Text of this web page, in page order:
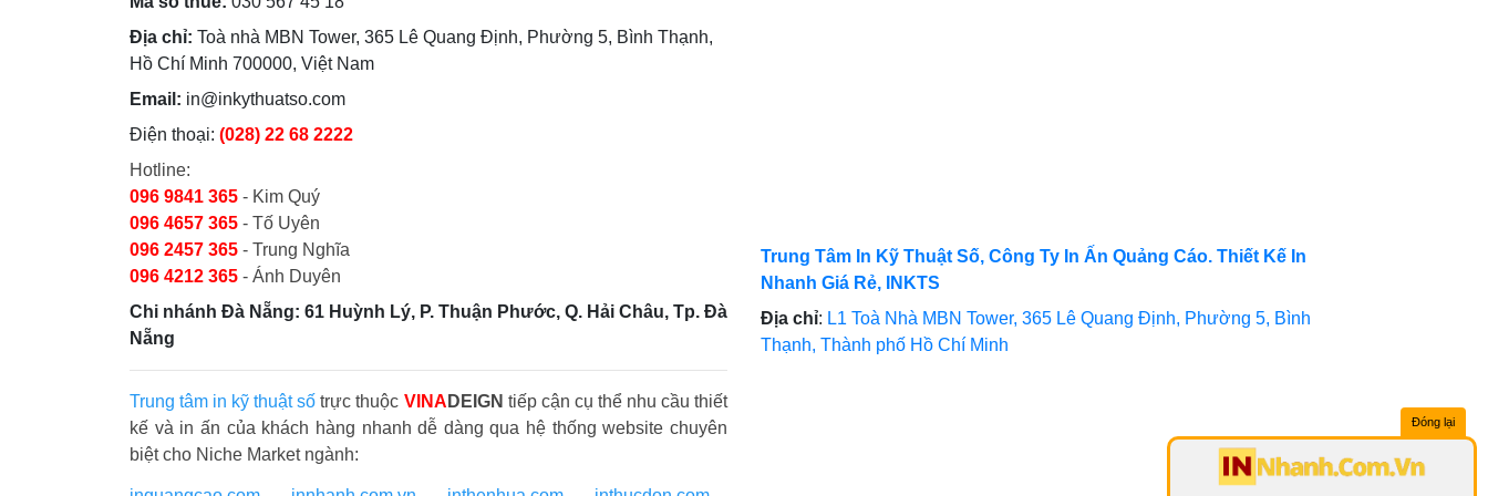
Địa chỉ: Toà nhà MBN Tower, 365 Lê Quang Định, Phường 5, Bình Thạnh,
Hồ Chí Minh 700000, Việt Nam
Email: in@inkythuatso.com
Điện thoại: (028) 22 68 2222
Hotline:
096 9841 365 - Kim Quý
096 4657 365 - Tố Uyên
096 2457 365 - Trung Nghĩa
096 4212 365 - Ánh Duyên
Chi nhánh Đà Nẵng: 61 Huỳnh Lý, P. Thuận Phước, Q. Hải Châu, Tp. Đà
Nẵng
Trung tâm in kỹ thuật số trực thuộc VINA DEIGN tiếp cận cụ thể nhu cầu thiết
kế và in ấn của khách hàng nhanh dễ dàng qua hệ thống website chuyên
biệt cho Niche Market ngành:
Trung Tâm In Kỹ Thuật Số, Công Ty In Ấn Quảng Cáo. Thiết Kế In
Nhanh Giá Rẻ, INKTS
Địa chỉ: L1 Toà Nhà MBN Tower, 365 Lê Quang Định, Phường 5, Bình
Thạnh, Thành phố Hồ Chí Minh
Đóng lại